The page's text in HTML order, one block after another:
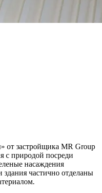
от застройщика MR Group
с природой посреди
насаждения
частично отделаны